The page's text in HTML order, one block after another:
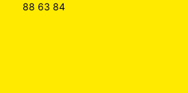
88 63 84